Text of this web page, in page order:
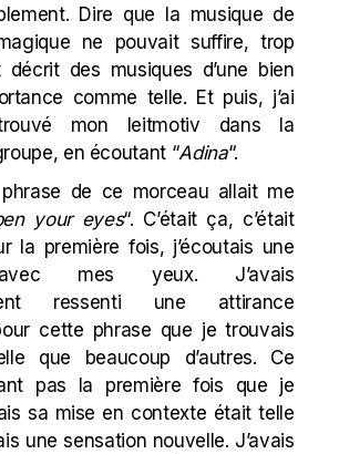
Dire que la musique de
ne pouvait suffire, trop
décrit des musiques d’une bien
comme telle. Et puis, j’ai
mon leitmotiv dans la
en écoutant “Adina“.
de ce morceau allait me
your eyes“. C’était ça, c’était
la première fois, j’écoutais une
mes yeux. J’avais
ressenti une attirance
cette phrase que je trouvais
que beaucoup d’autres. Ce
pas la première fois que je
sa mise en contexte était telle
une sensation nouvelle. J’avais